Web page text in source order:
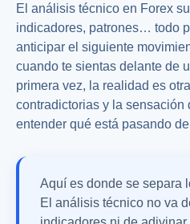
El análisis técnico en Forex
indicadores, patrones… todo
anticipar el siguiente
cuando te sientas delante de
primera vez, la realidad es
contradictorias y la sensación
entender qué está pasando
Aquí es donde se separa
El análisis técnico no va